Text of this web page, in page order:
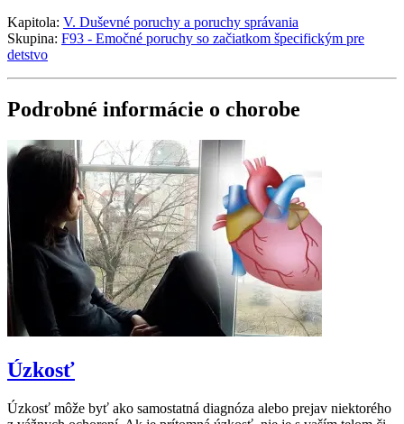
Kapitola: V. Duševné poruchy a poruchy správania
Skupina: F93 - Emočné poruchy so začiatkom špecifickým pre
detstvo
Podrobné informácie o chorobe
Úzkosť
Úzkosť môže byť ako samostatná diagnóza alebo prejav niektorého